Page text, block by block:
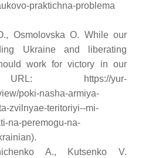
praktichna-problema
Osmolovska O. While our
Ukraine and liberating
work for victory in our
https://yur-
poki-nasha-armiya-
zvilnyae-teritoriyi--mi-
na-peremogu-na-
A., Kutsenko V.